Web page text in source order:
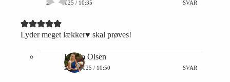
21/11/2025 / 10:35 SVAR
Lyder meget lækker♥️ skal prøves!
Emma Olsen
21/11/2025 / 10:50 SVAR